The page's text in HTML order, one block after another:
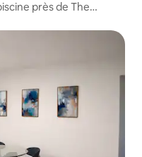
près de The
appréciés